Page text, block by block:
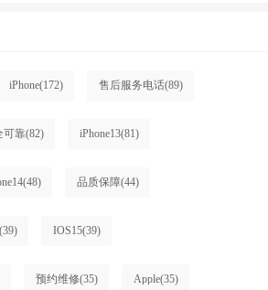
iPhone(172) 售后服务电话(89)
可靠(82) iPhone13(81)
(48) 品质保障(44)
(39) IOS15(39)
预约维修(35) Apple(35)